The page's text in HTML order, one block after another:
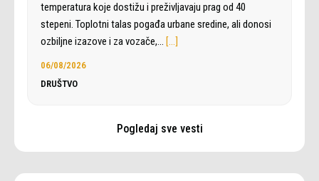
temperatura koje dostižu i preživljavaju prag od 40
stepeni. Toplotni talas pogađa urbane sredine, ali donosi
ozbiljne izazove i za vozače,… […]
06/08/2026
DRUŠTVO
Pogledaj sve vesti